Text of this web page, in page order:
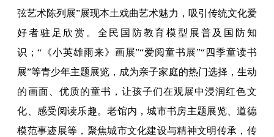
弦艺术陈列展”展现本土戏曲艺术魅力，吸引传统文化爱
好者驻足欣赏。全民国防教育模型展普及国防知
识；“《小英雄雨来》画展”“爱阅童书展”“四季童读书
展”等青少年主题展览，成为亲子家庭的热门选择，生动
的画面、优质的童书，让孩子们在观展中浸润红色文
化、感受阅读乐趣。老馆内，城市书房主题展览、道德
模范事迹展等，聚焦城市文化建设与精神文明传承，传